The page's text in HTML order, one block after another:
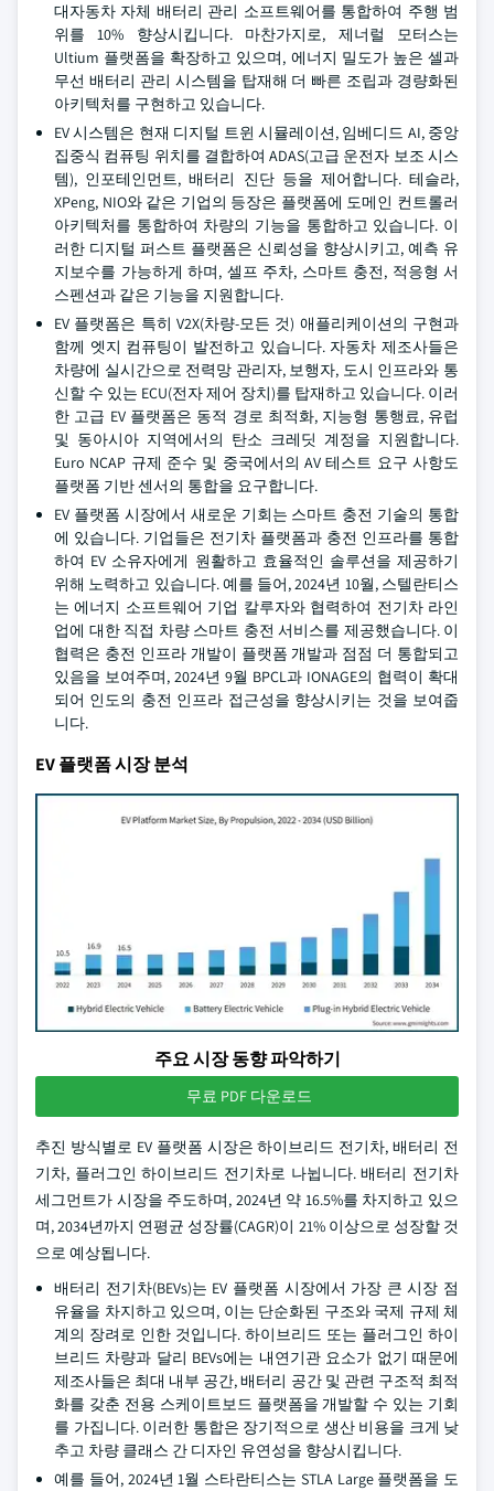
대자동차 자체 배터리 관리 소프트웨어를 통합하여 주행 범
위를 10% 향상시킵니다. 마찬가지로, 제너럴 모터스는
Ultium 플랫폼을 확장하고 있으며, 에너지 밀도가 높은 셀과
무선 배터리 관리 시스템을 탑재해 더 빠른 조립과 경량화된
아키텍처를 구현하고 있습니다.
EV 시스템은 현재 디지털 트윈 시뮬레이션, 임베디드 AI, 중앙
집중식 컴퓨팅 위치를 결합하여 ADAS(고급 운전자 보조 시스
템), 인포테인먼트, 배터리 진단 등을 제어합니다. 테슬라,
XPeng, NIO와 같은 기업의 등장은 플랫폼에 도메인 컨트롤러
아키텍처를 통합하여 차량의 기능을 통합하고 있습니다. 이
러한 디지털 퍼스트 플랫폼은 신뢰성을 향상시키고, 예측 유
지보수를 가능하게 하며, 셀프 주차, 스마트 충전, 적응형 서
스펜션과 같은 기능을 지원합니다.
EV 플랫폼은 특히 V2X(차량-모든 것) 애플리케이션의 구현과
함께 엣지 컴퓨팅이 발전하고 있습니다. 자동차 제조사들은
차량에 실시간으로 전력망 관리자, 보행자, 도시 인프라와 통
신할 수 있는 ECU(전자 제어 장치)를 탑재하고 있습니다. 이러
한 고급 EV 플랫폼은 동적 경로 최적화, 지능형 통행료, 유럽
및 동아시아 지역에서의 탄소 크레딧 계정을 지원합니다.
Euro NCAP 규제 준수 및 중국에서의 AV 테스트 요구 사항도
플랫폼 기반 센서의 통합을 요구합니다.
EV 플랫폼 시장에서 새로운 기회는 스마트 충전 기술의 통합
에 있습니다. 기업들은 전기차 플랫폼과 충전 인프라를 통합
하여 EV 소유자에게 원활하고 효율적인 솔루션을 제공하기
위해 노력하고 있습니다. 예를 들어, 2024년 10월, 스텔란티스
는 에너지 소프트웨어 기업 칼루자와 협력하여 전기차 라인
업에 대한 직접 차량 스마트 충전 서비스를 제공했습니다. 이
협력은 충전 인프라 개발이 플랫폼 개발과 점점 더 통합되고
있음을 보여주며, 2024년 9월 BPCL과 IONAGE의 협력이 확대
되어 인도의 충전 인프라 접근성을 향상시키는 것을 보여줍
니다.
EV 플랫폼 시장 분석
주요 시장 동향 파악하기
무료 PDF 다운로드
추진 방식별로 EV 플랫폼 시장은 하이브리드 전기차, 배터리 전
기차, 플러그인 하이브리드 전기차로 나뉩니다. 배터리 전기차
세그먼트가 시장을 주도하며, 2024년 약 16.5%를 차지하고 있으
며, 2034년까지 연평균 성장률(CAGR)이 21% 이상으로 성장할 것
으로 예상됩니다.
배터리 전기차(BEVs)는 EV 플랫폼 시장에서 가장 큰 시장 점
유율을 차지하고 있으며, 이는 단순화된 구조와 국제 규제 체
계의 장려로 인한 것입니다. 하이브리드 또는 플러그인 하이
브리드 차량과 달리 BEVs에는 내연기관 요소가 없기 때문에
제조사들은 최대 내부 공간, 배터리 공간 및 관련 구조적 최적
화를 갖춘 전용 스케이트보드 플랫폼을 개발할 수 있는 기회
를 가집니다. 이러한 통합은 장기적으로 생산 비용을 크게 낮
추고 차량 클래스 간 디자인 유연성을 향상시킵니다.
예를 들어, 2024년 1월 스타란티스는 STLA Large 플랫폼을 도